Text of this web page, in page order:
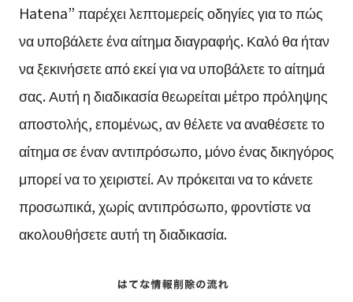
Hatena” παρέχει λεπτομερείς οδηγίες για το πώς
να υποβάλετε ένα αίτημα διαγραφής. Καλό θα ήταν
να ξεκινήσετε από εκεί για να υποβάλετε το αίτημά
σας. Αυτή η διαδικασία θεωρείται μέτρο πρόληψης
αποστολής, επομένως, αν θέλετε να αναθέσετε το
αίτημα σε έναν αντιπρόσωπο, μόνο ένας δικηγόρος
μπορεί να το χειριστεί. Αν πρόκειται να το κάνετε
προσωπικά, χωρίς αντιπρόσωπο, φροντίστε να
ακολουθήσετε αυτή τη διαδικασία.